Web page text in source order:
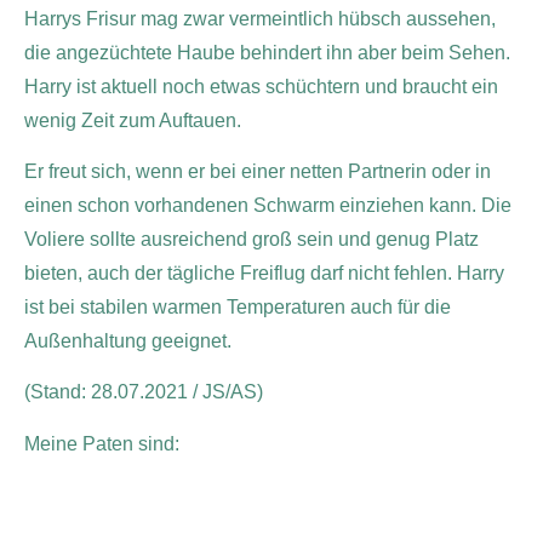
Harrys Frisur mag zwar vermeintlich hübsch aussehen,
die angezüchtete Haube behindert ihn aber beim Sehen.
Harry ist aktuell noch etwas schüchtern und braucht ein
wenig Zeit zum Auftauen.
Er freut sich, wenn er bei einer netten Partnerin oder in
einen schon vorhandenen Schwarm einziehen kann. Die
Voliere sollte ausreichend groß sein und genug Platz
bieten, auch der tägliche Freiflug darf nicht fehlen. Harry
ist bei stabilen warmen Temperaturen auch für die
Außenhaltung geeignet.
(Stand: 28.07.2021 / JS/AS)
Meine Paten sind: